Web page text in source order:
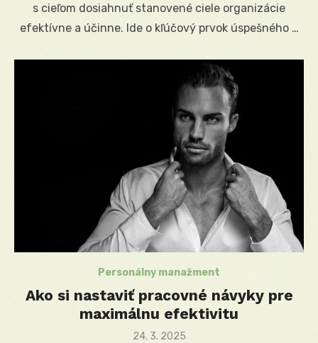
s cieľom dosiahnuť stanovené ciele organizácie
efektívne a účinne. Ide o kľúčový prvok úspešného …
Personálny manažment
Ako si nastaviť pracovné návyky pre
maximálnu efektivitu
Posted
24. 3. 2025